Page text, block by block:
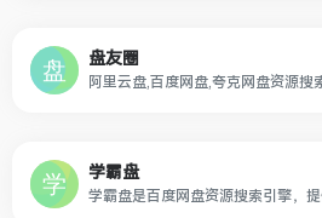
盘友圈
阿里云盘,百度网盘,夸克网盘资源搜
学霸盘